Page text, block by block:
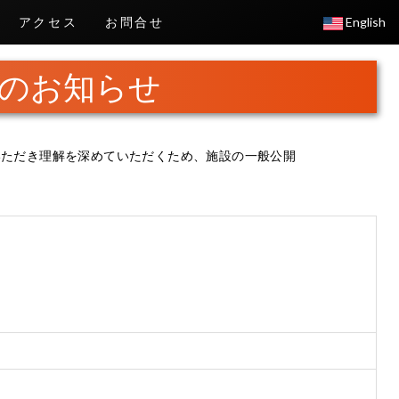
アクセス お問合せ English
お知らせ
だき理解を深めていただくため、施設の一般公開